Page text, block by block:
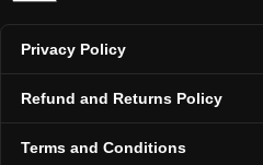
Privacy Policy
Refund and Returns Policy
Terms and Conditions